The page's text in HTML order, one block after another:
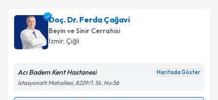
takvim hazırlandığında e-posta ile bilgilendireceğiz.
E-posta Adresiniz
Kişisel verilerimin işlenmesine ilişkin
Metni'ni okudum ve kişisel verilerimin belirtilen
Doç. Dr. Ferda Çağavi
Beyin ve Sinir Cerrahisi
İzmir, Çiğli
Acı Badem Kent Hastanesi Haritada Göster
İstasyonaltı Mahallesi, 8229/1. Sk. No:56